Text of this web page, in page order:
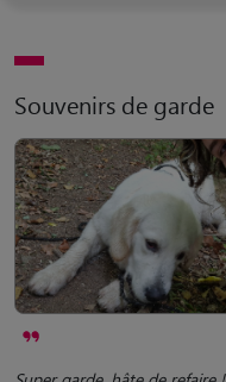
Souvenirs de garde